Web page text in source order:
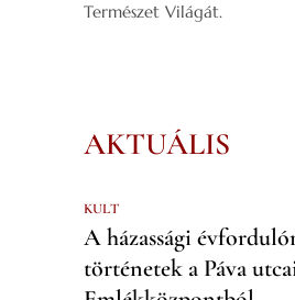
Természet Világát.
AKTUÁLIS
KULT
A házassági
történetek a Páva